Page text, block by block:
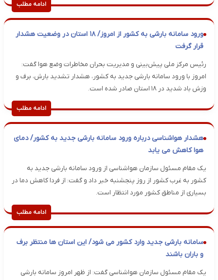
ادامه مطلب
ورود سامانه بارشی به کشور از امروز/ ۱۸ استان در وضعیت هشدار
قرار گرفت
رئیس مرکز ملی پیش‌بینی و مدیریت بحران مخاطرات وضع هوا گفت:
امروز با ورود سامانه بارشی جدید به کشور، هشدار تشدید بارش، برف و
وزش باد شدید در ۱۸ استان صادر شده است.
ادامه مطلب
هشدار هواشناسی درباره ورود سامانه بارشی جدید به کشور/ دمای
هوا کاهش می یابد
یک مقام مسئول سازمان هواشناسی از ورود سامانه بارشی جدید به
کشور به غرب کشور از روز پنجشنبه خبر داد و گفت: از فردا کاهش دما در
بسیاری از مناطق کشور مورد انتظار است.
ادامه مطلب
سامانه بارشی جدید وارد کشور می شود/ این استان ها منتظر برف
و باران باشند
یک مقام مسئول سازمان هواشناسی گفت: از ظهر امروز سامانه بارشی